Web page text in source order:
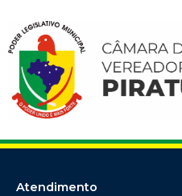
Atendimento